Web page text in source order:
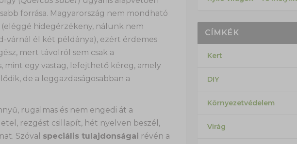
forrása. Magyarország nem mondható
hidegérzékeny, nálunk nem
várnál él két példánya), ezért érdemes
mert távolról sem csak a
mint egy vastag, lefejthető kéreg, amely
de a leggazdaságosabban a
rugalmas és nem engedi át a
rezgést csillapít, hét nyelven beszél,
Szóval speciális tulajdonságai révén a
CÍMKÉK
Kert
DIY
Környezetvédelem
Virág